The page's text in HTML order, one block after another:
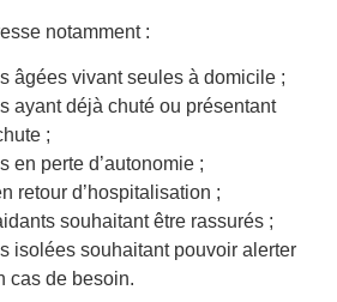
notamment :
âgées vivant seules à domicile ;
ayant déjà chuté ou présentant
;
en perte d’autonomie ;
retour d’hospitalisation ;
souhaitant être rassurés ;
isolées souhaitant pouvoir alerter
cas de besoin.